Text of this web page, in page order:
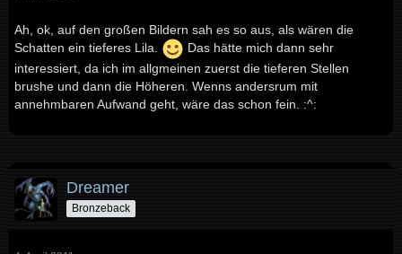
Ah, ok, auf den großen Bildern sah es so aus, als wären die
Schatten ein tieferes Lila.
Das hätte mich dann sehr
interessiert, da ich im allgmeinen zuerst die tieferen Stellen
brushe und dann die Höheren. Wenns andersrum mit
annehmbaren Aufwand geht, wäre das schon fein. :^:
Dreamer
Bronzeback